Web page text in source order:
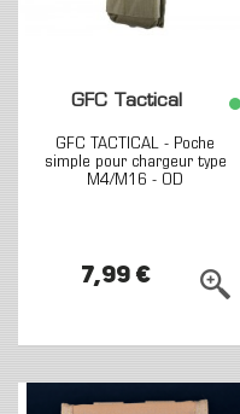
GFC Tactical
GFC TACTICAL - Poche
simple pour chargeur type
M4/M16 - OD
7,99 €